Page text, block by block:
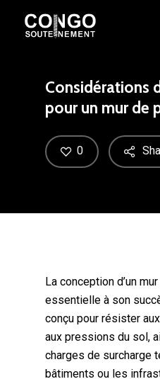
Considérations
pour un mur de
0
La conception d’un
essentielle à son
conçu pour résister
aux pressions du sol,
charges de surcharge
bâtiments ou les